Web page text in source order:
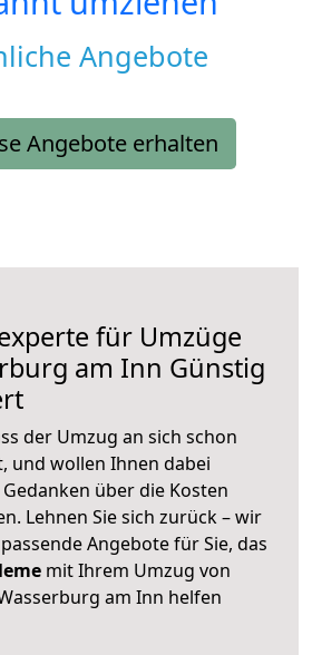
Angebote
Angebote erhalten
für Umzüge
am Inn Günstig
der Umzug an sich schon
und wollen Ihnen dabei
über die Kosten
Lehnen Sie sich zurück – wir
Angebote für Sie, das
mit Ihrem Umzug von
am Inn helfen